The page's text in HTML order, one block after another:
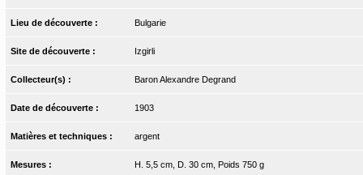
Lieu de découverte : Bulgarie
Site de découverte : Izgirli
Collecteur(s) : Baron Alexandre Degrand
Date de découverte : 1903
Matières et techniques : argent
Mesures : H. 5,5 cm, D. 30 cm, Poids 750 g